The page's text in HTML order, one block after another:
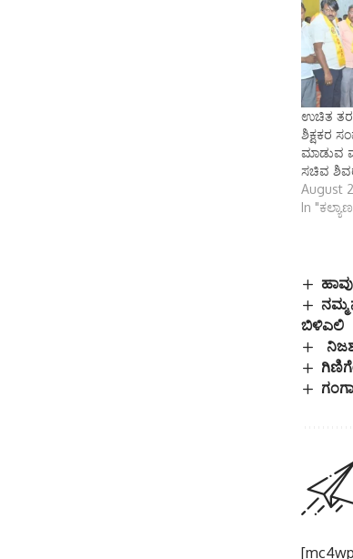
ಉಚಿತ
ಶಿಕ್ಷಕರ
ಮಾಡುವ
ಸಚಿವ
August
In
ನಮ್ಮ
ಬಿಳಿಎಲಿ